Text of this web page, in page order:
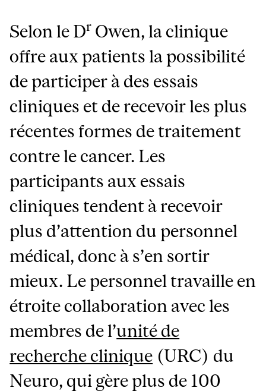
Selon le Dr Owen, la clinique
offre aux patients la possibilité
de participer à des essais
cliniques et de recevoir les plus
récentes formes de traitement
contre le cancer. Les
participants aux essais
cliniques tendent à recevoir
plus d’attention du personnel
médical, donc à s’en sortir
mieux. Le personnel travaille en
étroite collaboration avec les
membres de l’unité de
recherche clinique (URC) du
Neuro, qui gère plus de 100